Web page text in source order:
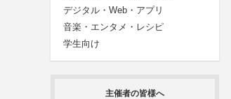
デジタル・Web・アプリ
音楽・エンタメ・レシピ
学生向け
主催者の皆様へ